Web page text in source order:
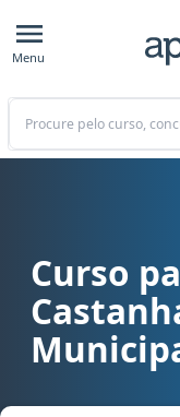
Menu
Buscar
Curso para concurso
Curso